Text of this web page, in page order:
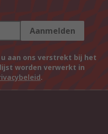
Aanmelden
aan ons verstrekt bij het
worden verwerkt in
.